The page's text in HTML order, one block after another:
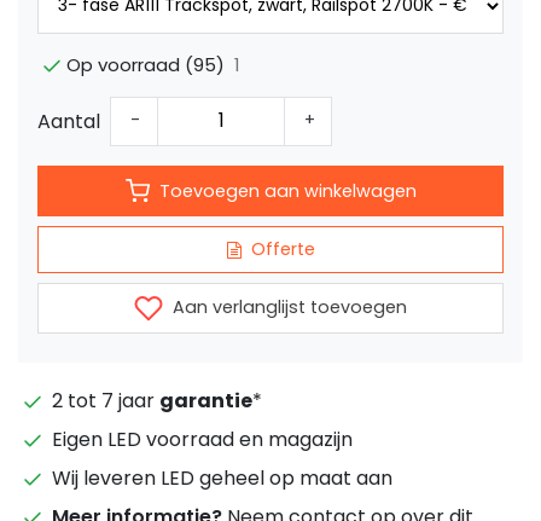
Op voorraad (95) 1
Aantal - +
Toevoegen aan winkelwagen
Offerte
Aan verlanglijst toevoegen
2 tot 7 jaar garantie*
Eigen LED voorraad en magazijn
Wij leveren LED geheel op maat aan